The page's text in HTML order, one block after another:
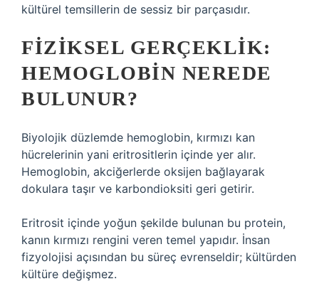
kültürel temsillerin de sessiz bir parçasıdır.
FIZIKSEL GERÇEKLIK:
HEMOGLOBIN NEREDE
BULUNUR?
Biyolojik düzlemde hemoglobin, kırmızı kan
hücrelerinin yani eritrositlerin içinde yer alır.
Hemoglobin, akciğerlerde oksijen bağlayarak
dokulara taşır ve karbondioksiti geri getirir.
Eritrosit içinde yoğun şekilde bulunan bu protein,
kanın kırmızı rengini veren temel yapıdır. İnsan
fizyolojisi açısından bu süreç evrenseldir; kültürden
kültüre değişmez.